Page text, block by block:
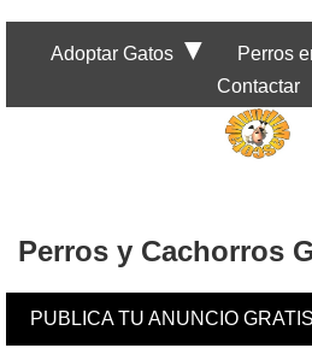
Adoptar Gatos ▼ Perros
Contactar
Perros y Cachorros
PUBLICA TU ANUNCIO GRATIS